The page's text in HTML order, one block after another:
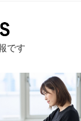
です